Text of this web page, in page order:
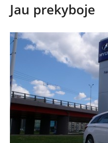
Jau prekyboje